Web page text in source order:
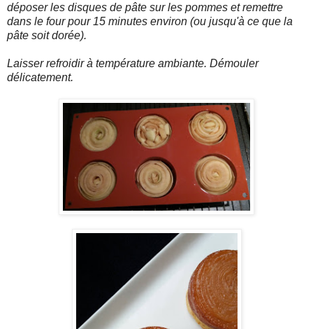
déposer les disques de pâte sur les pommes et remettre
dans le four pour 15 minutes environ (ou jusqu'à ce que la
pâte soit dorée).
Laisser refroidir à température ambiante. Démouler
délicatement.